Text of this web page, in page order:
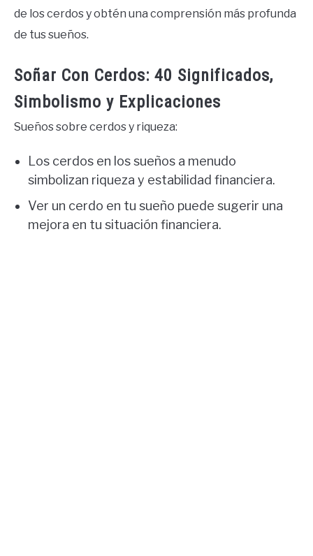
de los cerdos y obtén una comprensión más profunda
de tus sueños.
Soñar Con Cerdos: 40 Significados,
Simbolismo y Explicaciones
Sueños sobre cerdos y riqueza:
Los cerdos en los sueños a menudo
simbolizan riqueza y estabilidad financiera.
Ver un cerdo en tu sueño puede sugerir una
mejora en tu situación financiera.